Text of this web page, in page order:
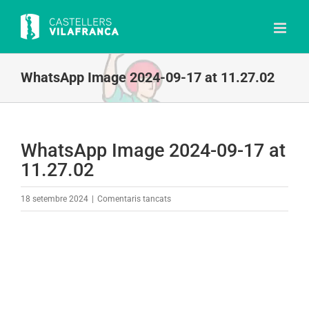
content
WhatsApp Image 2024-09-17 at 11.27.02
WhatsApp Image 2024-09-17 at
11.27.02
18 setembre 2024 Comentaris tancatsa